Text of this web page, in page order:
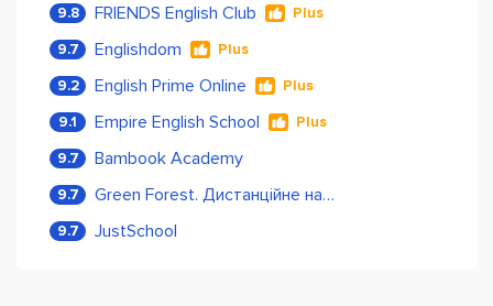
9.8 FRIENDS English Club Plus
9.7 Englishdom Plus
9.2 English Prime Online Plus
9.1 Empire English School Plus
9.7 Bambook Academy
9.7 Green Forest. Дистанційне навчання
9.7 JustSchool